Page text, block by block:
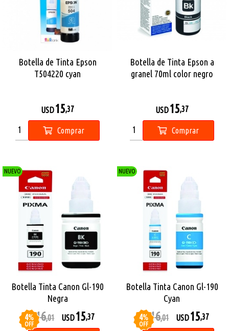
Botella de Tinta Epson
T504220 cyan
USD15,37
Comprar
Botella de Tinta Epson a
granel 70ml color negro
USD15,37
Comprar
NUEVO
Botella Tinta Canon Gl-190
Negra
4%
OFF
USD16,01 USD15,37
NUEVO
Botella Tinta Canon Gl-190
Cyan
4%
OFF
USD16,01 USD15,37